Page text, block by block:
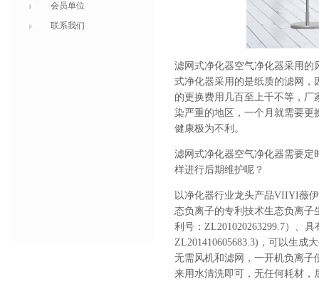
会员单位
联系我们
滤网式净化器空气净化器采用的
式净化器采用的是纸质的滤网，
的更换费用几百至上千不等，
染严重的地区，一个月就需要更
健康极为不利。
滤网式净化器空气净化器需要定
样进行后期维护呢？
以净化器行业龙头产品VIIYI薇
态负离子的专利技术生态负离子
利号： ZL201020263299.7）、具
ZL201410605683.3) ，可以生成
无需风机和滤网，一开机负离子
来用水清洗即可，无任何耗材，